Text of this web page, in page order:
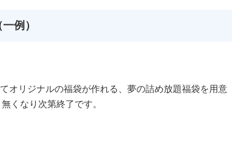
例）
オリジナルの福袋が作れる、夢の詰め放題福袋を用意
くなり次第終了です。